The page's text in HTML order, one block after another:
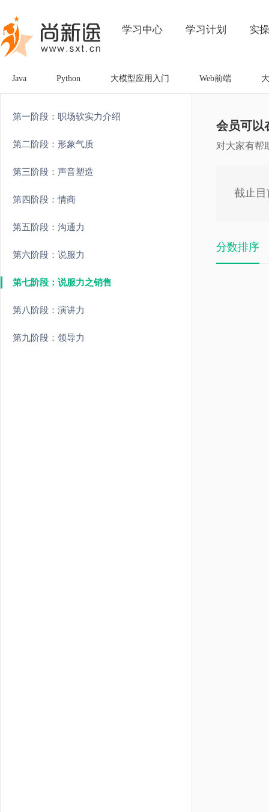
学习中心 学习计划 实操
Java Python 大模型应用入门 Web前端
第一阶段：职场软实力介绍
第二阶段：形象气质
第三阶段：声音塑造
第四阶段：情商
第五阶段：沟通力
第六阶段：说服力
第七阶段：说服力之销售
第八阶段：演讲力
第九阶段：领导力
会员可以
对大家有帮
截止
分数排序